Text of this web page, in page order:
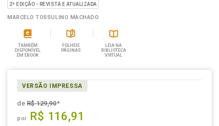
2ª EDIÇÃO - REVISTA E ATUALIZADA
MARCELO TOSSULINO MACHADO
TAMBÉM
DISPONÍVEL
EM EBOOK
FOLHEIE
PÁGINAS
LEIA NA
BIBLIOTECA
VIRTUAL
VERSÃO IMPRESSA
deR$ 129,90*
por R$ 116,91